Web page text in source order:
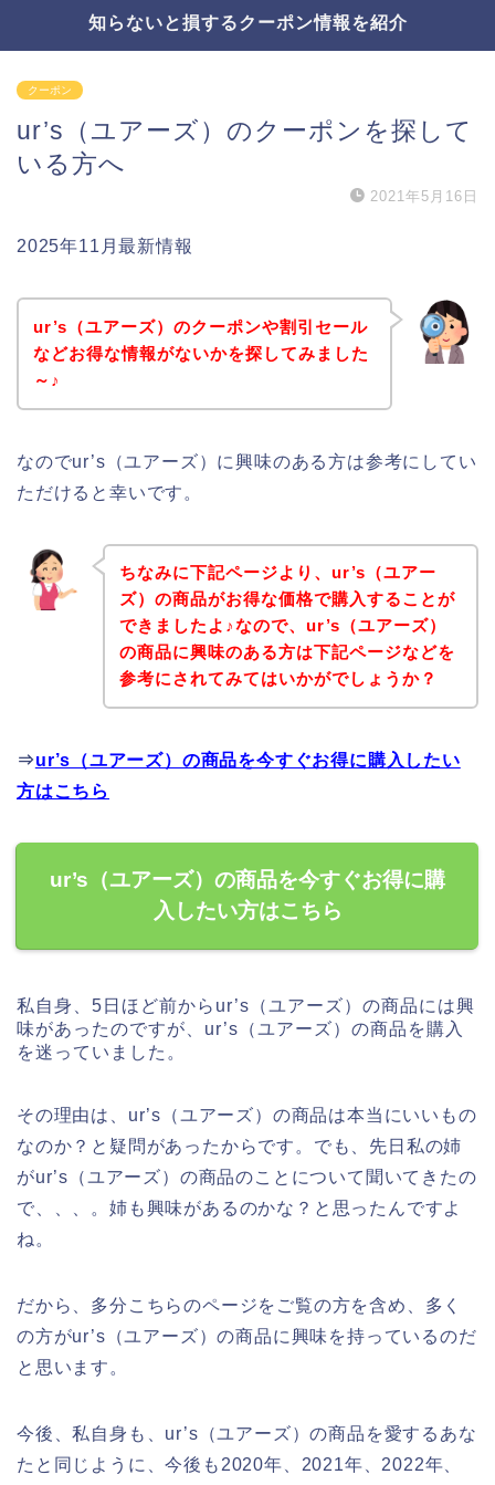
知らないと損するクーポン情報を紹介
クーポン
ur’s（ユアーズ）のクーポンを探して
いる方へ
2021年5月16日
2025年11月最新情報
ur’s（ユアーズ）のクーポンや割引セール
などお得な情報がないかを探してみました
～♪
なのでur’s（ユアーズ）に興味のある方は参考にしてい
ただけると幸いです。
ちなみに下記ページより、ur’s（ユアー
ズ）の商品がお得な価格で購入することが
できましたよ♪なので、ur’s（ユアーズ）
の商品に興味のある方は下記ページなどを
参考にされてみてはいかがでしょうか？
⇒ur’s（ユアーズ）の商品を今すぐお得に購入したい
方はこちら
ur’s（ユアーズ）の商品を今すぐお得に購
入したい方はこちら
私自身、5日ほど前からur’s（ユアーズ）の商品には興
味があったのですが、ur’s（ユアーズ）の商品を購入
を迷っていました。
その理由は、ur’s（ユアーズ）の商品は本当にいいもの
なのか？と疑問があったからです。でも、先日私の姉
がur’s（ユアーズ）の商品のことについて聞いてきたの
で、、、。姉も興味があるのかな？と思ったんですよ
ね。
だから、多分こちらのページをご覧の方を含め、多く
の方がur’s（ユアーズ）の商品に興味を持っているのだ
と思います。
今後、私自身も、ur’s（ユアーズ）の商品を愛するあな
たと同じように、今後も2020年、2021年、2022年、